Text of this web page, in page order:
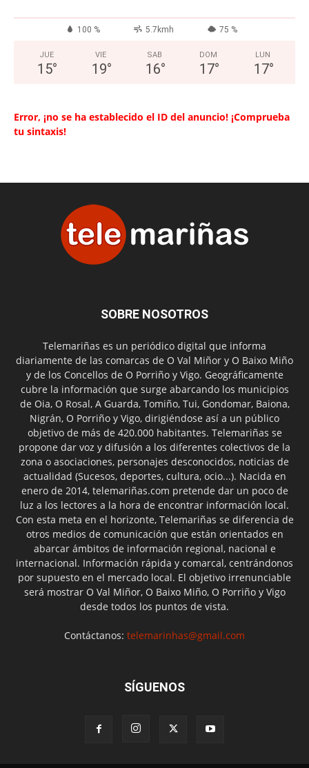
100 % 5.7kmh 75 %
JUE
15°
VIE
19°
SAB
16°
DOM
17°
LUN
17°
Error, ¡no se ha establecido el ID del anuncio! ¡Comprueba
tu sintaxis!
SOBRE NOSOTROS
Telemariñas es un periódico digital que informa
diariamente de las comarcas de O Val Miñor y O Baixo Miño
y de los Concellos de O Porriño y Vigo. Geográficamente
cubre la información que surge abarcando los municipios
de Oia, O Rosal, A Guarda, Tomiño, Tui, Gondomar, Baiona,
Nigrán, O Porriño y Vigo, dirigiéndose así a un público
objetivo de más de 420.000 habitantes. Telemariñas se
propone dar voz y difusión a los diferentes colectivos de la
zona o asociaciones, personajes desconocidos, noticias de
actualidad (Sucesos, deportes, cultura, ocio...). Nacida en
enero de 2014, telemariñas.com pretende dar un poco de
luz a los lectores a la hora de encontrar información local.
Con esta meta en el horizonte, Telemariñas se diferencia de
otros medios de comunicación que están orientados en
abarcar ámbitos de información regional, nacional e
internacional. Información rápida y comarcal, centrándonos
por supuesto en el mercado local. El objetivo irrenunciable
será mostrar O Val Miñor, O Baixo Miño, O Porriño y Vigo
desde todos los puntos de vista.
Contáctanos: telemarinhas@gmail.com
SÍGUENOS